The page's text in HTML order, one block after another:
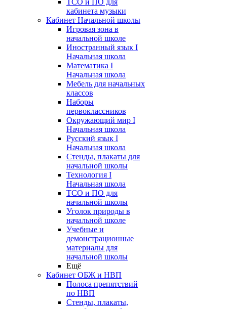
ТСО и ПО для
кабинета музыки
Кабинет Начальной школы
Игровая зона в
начальной школе
Иностранный язык I
Начальная школа
Математика I
Начальная школа
Мебель для начальных
классов
Наборы
первоклассников
Окружающий мир I
Начальная школа
Русский язык I
Начальная школа
Стенды, плакаты для
начальной школы
Технология I
Начальная школа
ТСО и ПО для
начальной школы
Уголок природы в
начальной школе
Учебные и
демонстрационные
материалы для
начальной школы
Ещё
Кабинет ОБЖ и НВП
Полоса препятствий
по НВП
Стенды, плакаты,